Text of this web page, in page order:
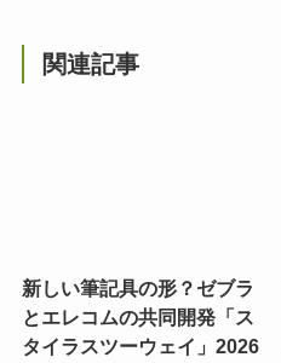
関連記事
新しい筆記具の形？ゼブラ
とエレコムの共同開発「ス
タイラスツーウェイ」2026